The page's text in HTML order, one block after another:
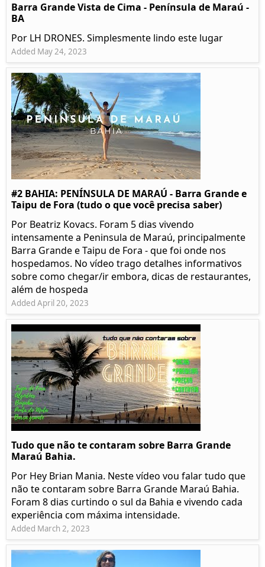
Barra Grande Vista de Cima - Península de Maraú -
BA
Por LH DRONES. Simplesmente lindo este lugar
Added May 24, 2023
#2 BAHIA: PENÍNSULA DE MARAÚ - Barra Grande e
Taipu de Fora (tudo o que você precisa saber)
Por Beatriz Kovacs. Foram 5 dias vivendo
intensamente a Peninsula de Maraú, principalmente
Barra Grande e Taipu de Fora - que foi onde nos
hospedamos. No vídeo trago detalhes informativos
sobre como chegar/ir embora, dicas de restaurantes,
além de hospeda
Added April 20, 2023
Tudo que não te contaram sobre Barra Grande
Maraú Bahia.
Por Hey Brian Mania. Neste vídeo vou falar tudo que
não te contaram sobre Barra Grande Maraú Bahia.
Foram 8 dias curtindo o sul da Bahia e vivendo cada
experiência com máxima intensidade.
Added March 2, 2023